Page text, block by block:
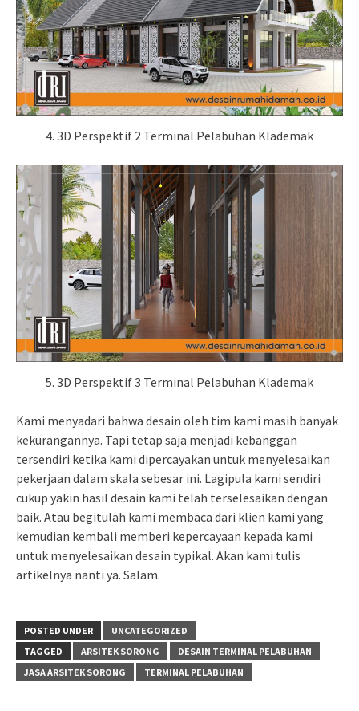
4. 3D Perspektif 2 Terminal Pelabuhan Klademak
5. 3D Perspektif 3 Terminal Pelabuhan Klademak
Kami menyadari bahwa desain oleh tim kami masih banyak
kekurangannya. Tapi tetap saja menjadi kebanggan
tersendiri ketika kami dipercayakan untuk menyelesaikan
pekerjaan dalam skala sebesar ini. Lagipula kami sendiri
cukup yakin hasil desain kami telah terselesaikan dengan
baik. Atau begitulah kami membaca dari klien kami yang
kemudian kembali memberi kepercayaan kepada kami
untuk menyelesaikan desain typikal. Akan kami tulis
artikelnya nanti ya. Salam.
POSTED UNDER
UNCATEGORIZED
TAGGED
ARSITEK SORONG
DESAIN TERMINAL PELABUHAN
JASA ARSITEK SORONG
TERMINAL PELABUHAN